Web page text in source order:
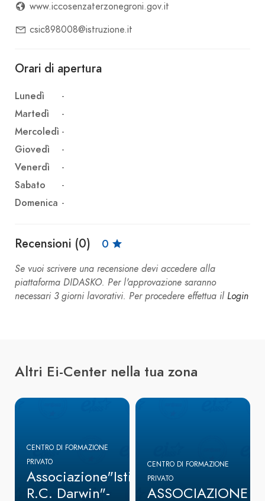
www.iccosenzaterzonegroni.gov.it
csic898008@istruzione.it
Orari di apertura
Lunedì
-
Martedì
-
Mercoledì -
Giovedì
-
Venerdì
-
Sabato
-
Domenica -
Recensioni (0) 0
Se vuoi scrivere una recensione devi accedere alla
piattaforma DIDASKO. Per l'approvazione saranno
necessari 3 giorni lavorativi. Per procedere effettua il Login
Altri Ei-Center nella tua zona
CENTRO DI FORMAZIONE
PRIVATO
Associazione"Istituto
R.C. Darwin"-
CENTRO DI FORMAZIONE
PRIVATO
ASSOCIAZIONE